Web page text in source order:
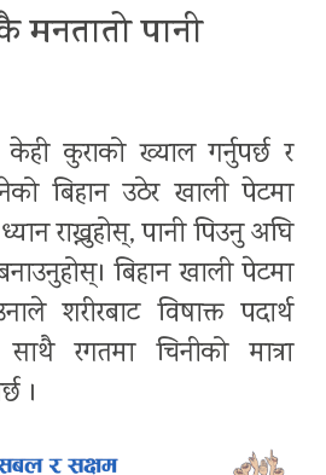
मनतातो पानी
कुराको ख्याल गर्नुपर्छ र
बिहान उठेर खाली पेटमा
राख्नुहोस्, पानी पिउनु अघि
बिहान खाली पेटमा
शरीरबाट विषाक्त पदार्थ
रगतमा चिनीको मात्रा
।